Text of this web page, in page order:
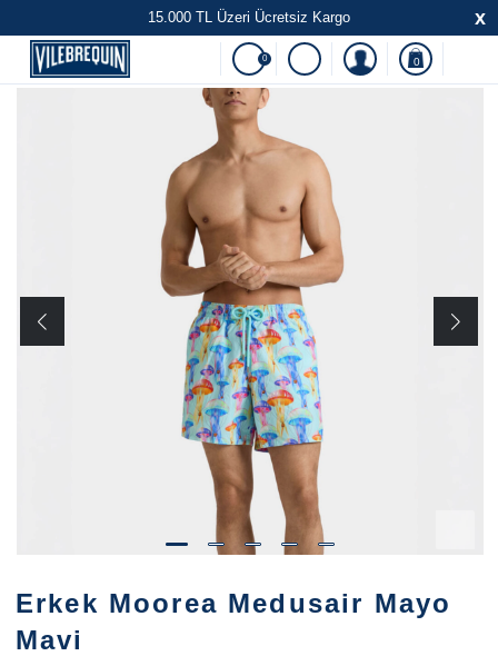
15.000 TL Üzeri Ücretsiz Kargo x
0 0
Erkek Moorea Medusair Mayo
Mavi